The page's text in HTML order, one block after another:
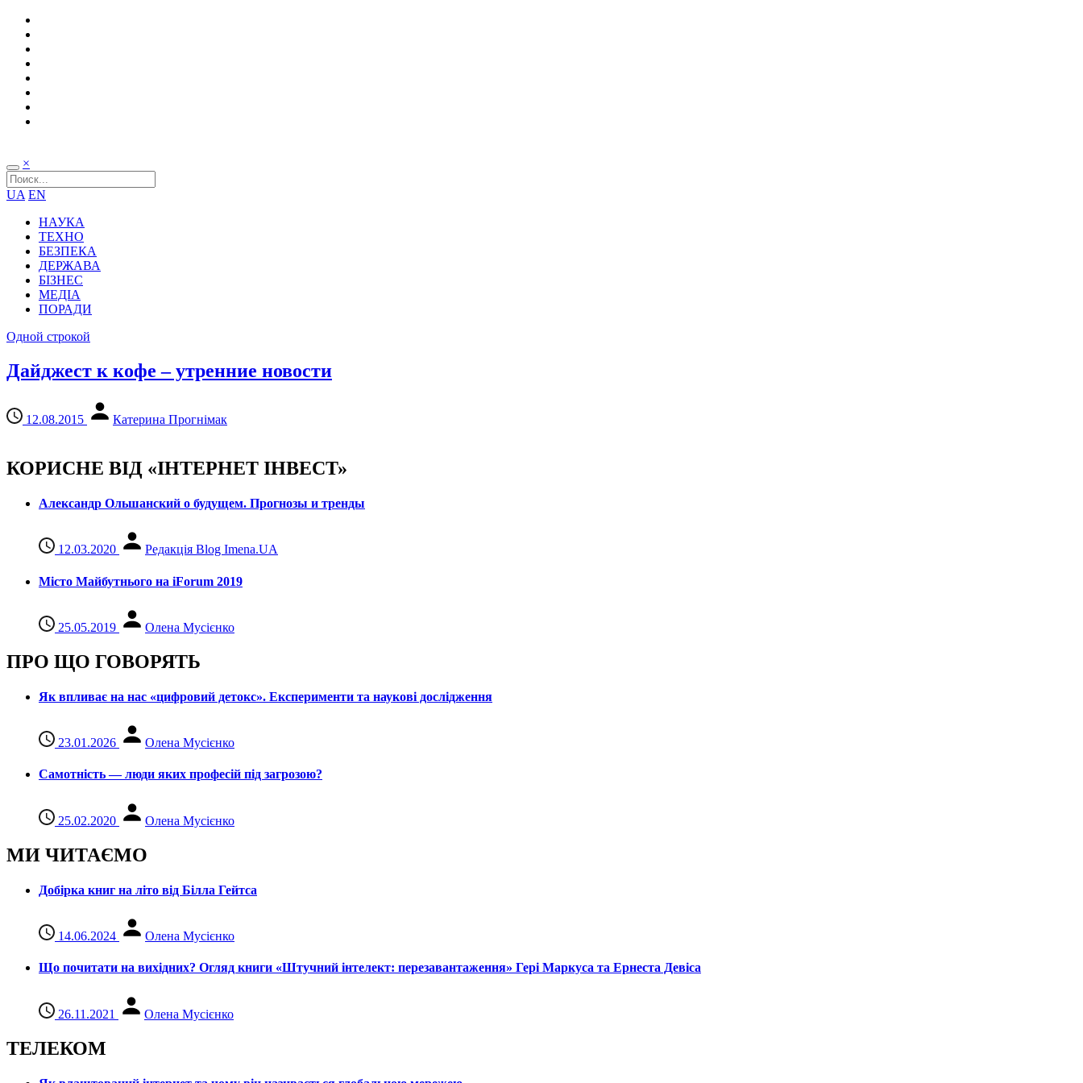
×
UA EN
НАУКА
ТЕХНО
БЕЗПЕКА
ДЕРЖАВА
БІЗНЕС
МЕДІА
ПОРАДИ
Одной строкой
Дайджест к кофе – утренние новости
12.08.2015 Катерина Прогнімак
КОРИСНЕ ВІД «ІНТЕРНЕТ ІНВЕСТ»
Александр Ольшанский о будущем. Прогнозы и тренды
12.03.2020 Редакція Blog Imena.UA
Місто Майбутнього на iForum 2019
25.05.2019 Олена Мусієнко
ПРО ЩО ГОВОРЯТЬ
Як впливає на нас «цифровий детокс». Експерименти та наукові дослідження
23.01.2026 Олена Мусієнко
Самотність — люди яких професій під загрозою?
25.02.2020 Олена Мусієнко
МИ ЧИТАЄМО
Добірка книг на літо від Білла Гейтса
14.06.2024 Олена Мусієнко
Що почитати на вихідних? Огляд книги «Штучний інтелект: перезавантаження» Гері Маркуса та Ернеста Девіса
26.11.2021 Олена Мусієнко
ТЕЛЕКОМ